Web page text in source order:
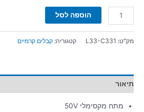
הוספה לסל
מק"ט: L33-C331 קטגוריה: קבלים קרמיים
תיאור
מתח מקסימלי 50V